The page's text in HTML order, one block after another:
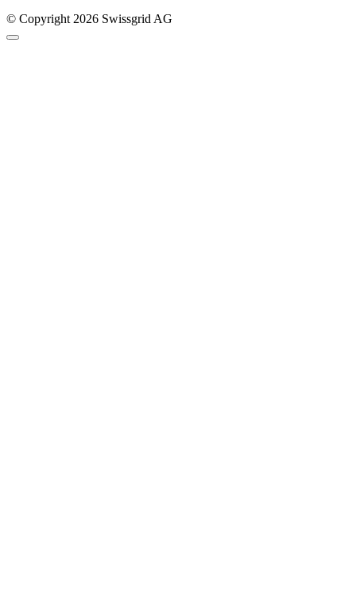
© Copyright 2026 Swissgrid AG